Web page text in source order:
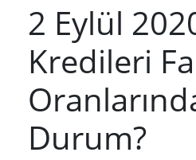
2 Eylül
Kredileri
Durum?